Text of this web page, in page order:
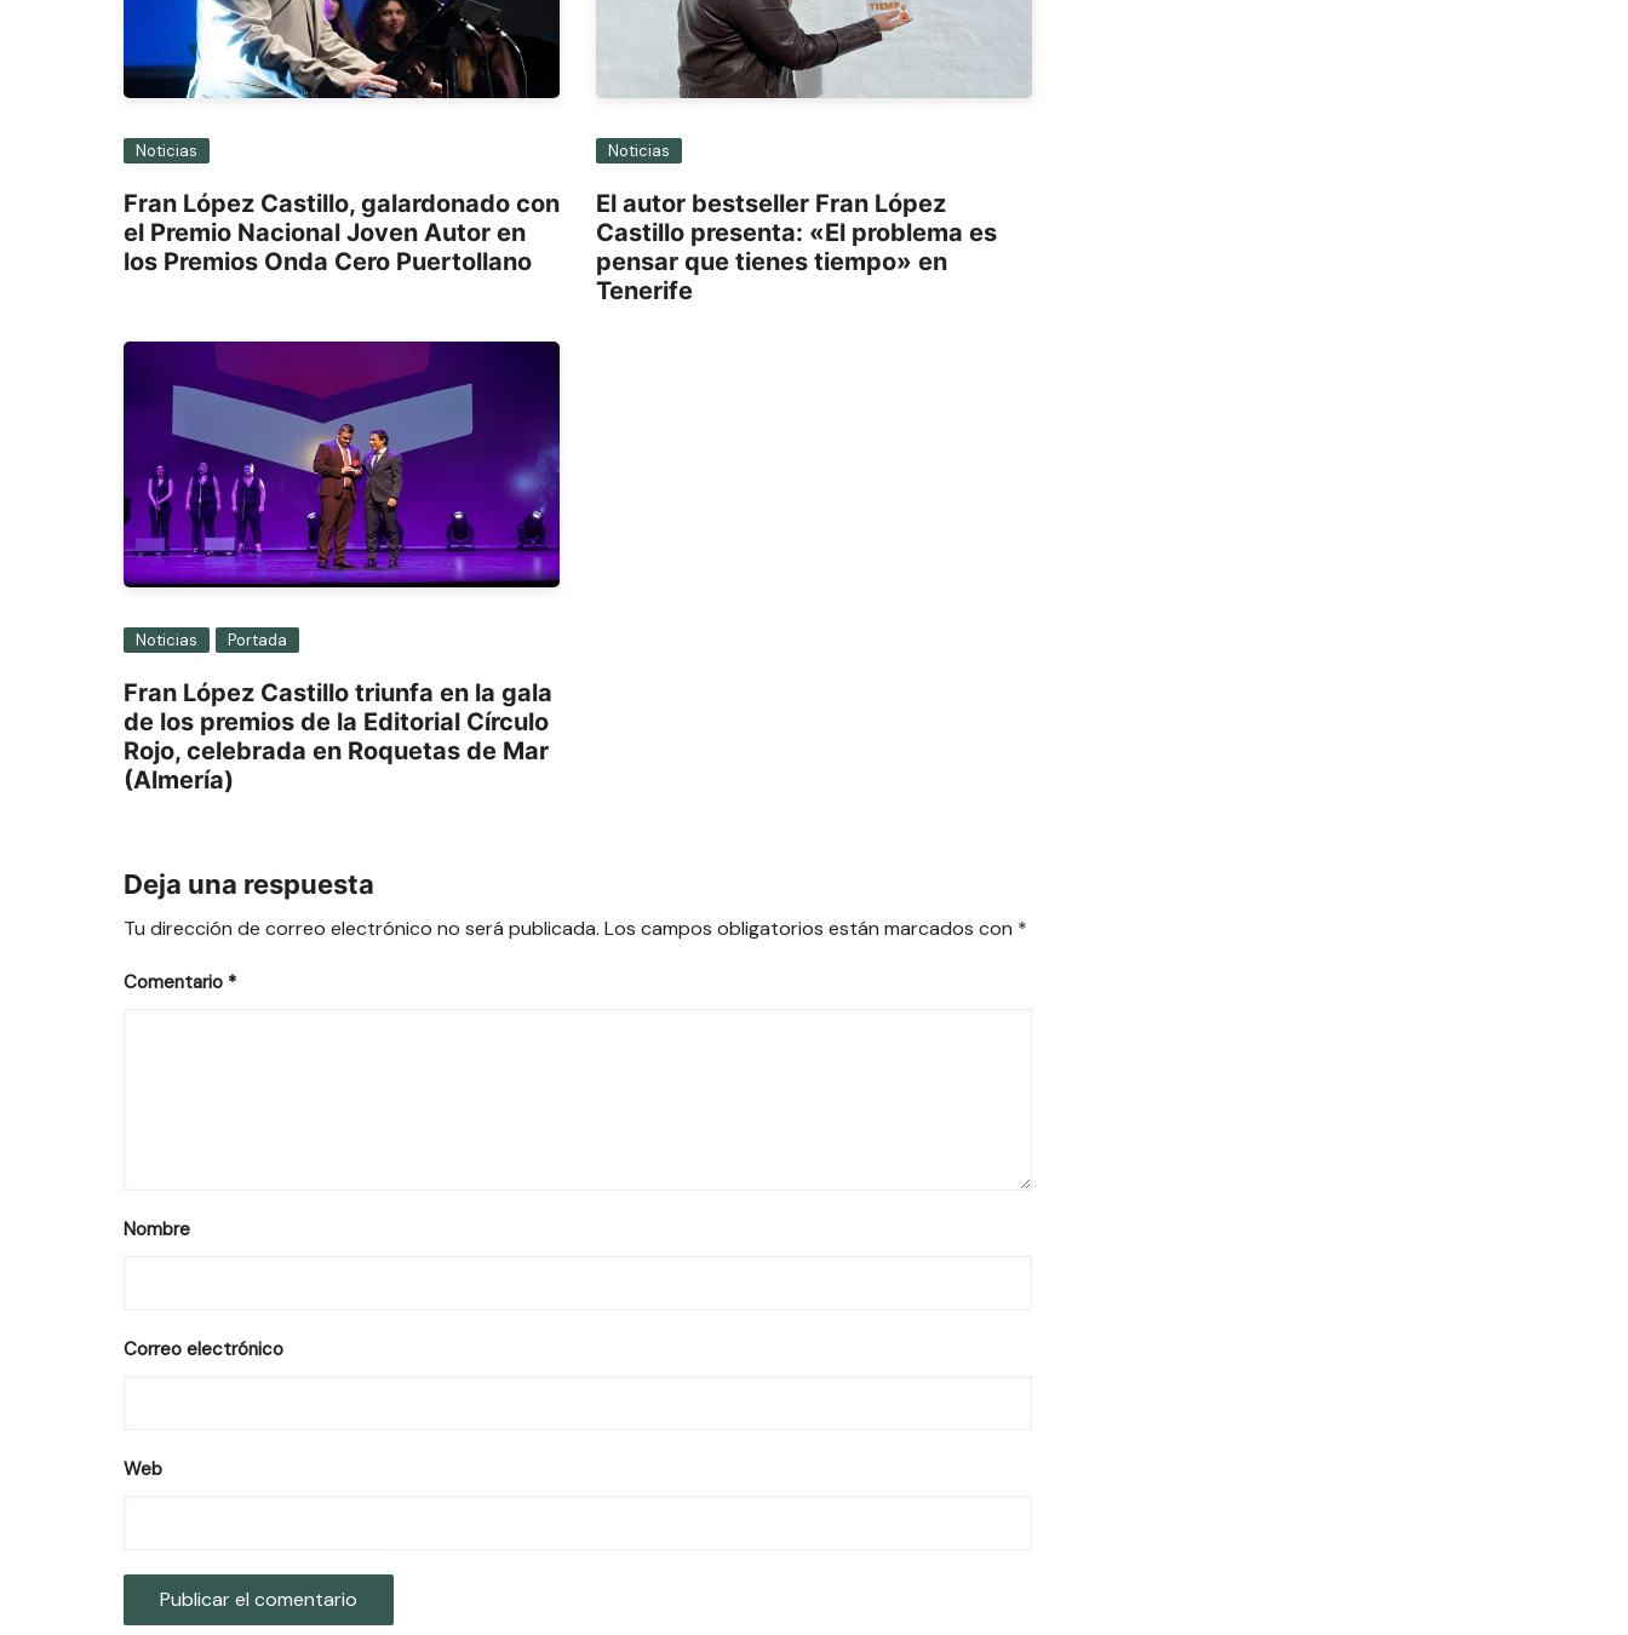
Noticias
Fran López Castillo, galardonado con
el Premio Nacional Joven Autor en
los Premios Onda Cero Puertollano
Noticias
El autor bestseller Fran López
Castillo presenta: «El problema es
pensar que tienes tiempo» en
Tenerife
Noticias Portada
Fran López Castillo triunfa en la gala
de los premios de la Editorial Círculo
Rojo, celebrada en Roquetas de Mar
(Almería)
Deja una respuesta
Tu dirección de correo electrónico no será publicada. Los campos obligatorios están marcados con *
Comentario *
Nombre
Correo electrónico
Web